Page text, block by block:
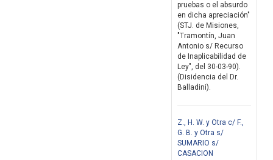
pruebas o el absurdo
en dicha apreciación"
(STJ. de Misiones,
"Tramontín, Juan
Antonio s/ Recurso
de Inaplicabilidad de
Ley", del 30-03-90).
(Disidencia del Dr.
Balladini).
Z., H. W. y Otra c/ F.,
G. B. y Otra s/
SUMARIO s/
CASACION